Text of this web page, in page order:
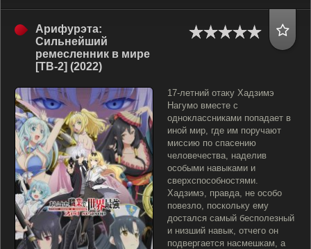
Арифурэта:
Сильнейший
ремесленник в мире
[ТВ-2] (2022)
17-летний отаку Хадзимэ
Нагумо вместе с
одноклассниками попадает в
иной мир, где им поручают
миссию по спасению
человечества, наделив
особыми навыками и
сверхспособностями.
Хадзимэ, правда, не особо
повезло, поскольку ему
достался самый бесполезный
и низший навык, отчего он
подвергается насмешкам, а